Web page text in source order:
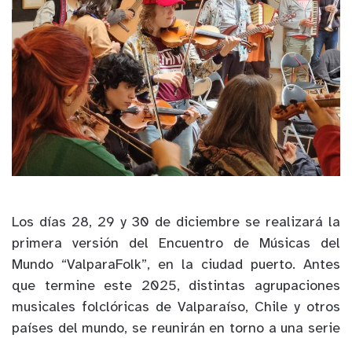
Los días 28, 29 y 30 de diciembre se realizará la
primera versión del Encuentro de Músicas del
Mundo “ValparaFolk”, en la ciudad puerto. Antes
que termine este 2025, distintas agrupaciones
musicales folclóricas de Valparaíso, Chile y otros
países del mundo, se reunirán en torno a una serie